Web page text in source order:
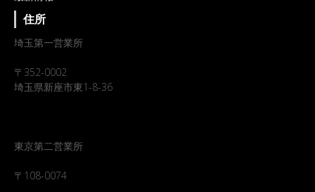
住所
埼玉第一営業所
〒352-0002
埼玉県新座市東1-8-36
東京第二営業所
〒108-0074